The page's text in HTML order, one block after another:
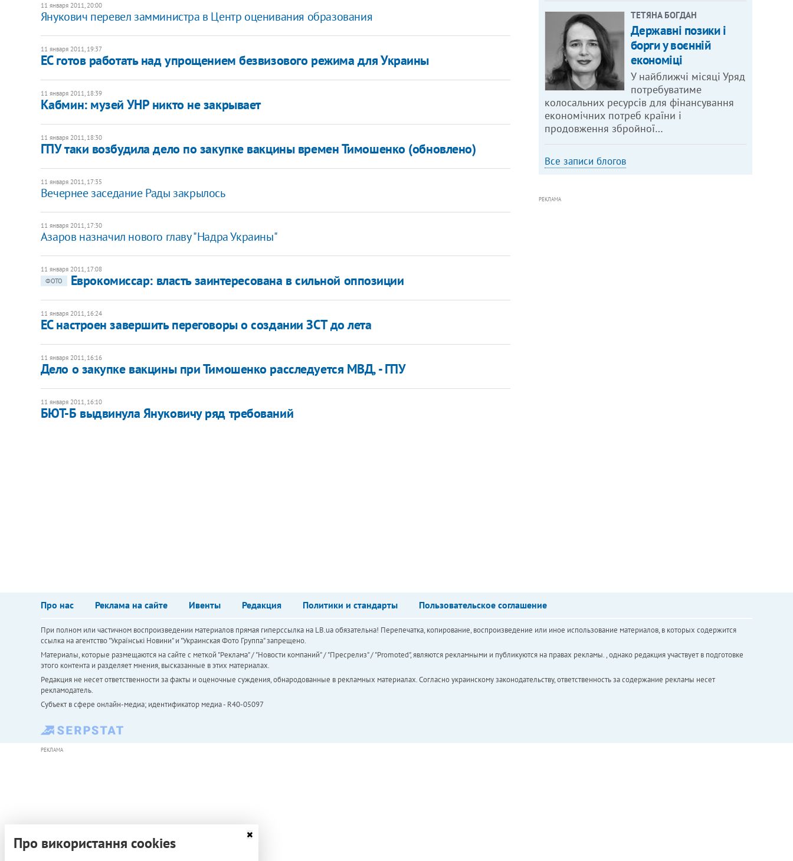
11 января 2011, 20:00
Янукович перевел замминистра в Центр оценивания образования
11 января 2011, 19:37
ЕС готов работать над упрощением безвизового режима для Украины
11 января 2011, 18:39
Кабмин: музей УНР никто не закрывает
11 января 2011, 18:30
ГПУ таки возбудила дело по закупке вакцины времен Тимошенко (обновлено)
11 января 2011, 17:35
Вечернее заседание Рады закрылось
11 января 2011, 17:30
Азаров назначил нового главу "Надра Украины"
11 января 2011, 17:08
ФОТО
Еврокомиссар: власть заинтересована в сильной оппозиции
11 января 2011, 16:24
ЕС настроен завершить переговоры о создании ЗСТ до лета
11 января 2011, 16:16
Дело о закупке вакцины при Тимошенко расследуется МВД, - ГПУ
11 января 2011, 16:10
БЮТ-Б выдвинула Януковичу ряд требований
ТЕТЯНА БОГДАН
Державні позики і
борги у воєнній
економіці
У найближчі місяці Уряд
потребуватиме
колосальних ресурсів для фінансування
економічних потреб країни і
продовження збройної…
Все записи блогов
РЕКЛАМА
Про нас Реклама на сайте Ивенты Редакция Политики и стандарты Пользовательское соглашение
При полном или частичном воспроизведении материалов прямая гиперссылка на LB.ua обязательна! Перепечатка, копирование, воспроизведение или иное использование материалов, в которых содержится
ссылка на агентство "Українськi Новини" и "Украинская Фото Группа" запрещено.
Материалы, которые размещаются на сайте с меткой "Реклама" / "Новости компаний" / "Пресрелиз" / "Promoted", являются рекламными и публикуются на правах рекламы. , однако редакция участвует в подготовке
этого контента и разделяет мнения, высказанные в этих материалах.
Редакция не несет ответственности за факты и оценочные суждения, обнародованные в рекламных материалах. Согласно украинскому законодательству, ответственность за содержание рекламы несет
рекламодатель.
Субъект в сфере онлайн-медиа; идентификатор медиа - R40-05097
РЕКЛАМА
Про використання cookies